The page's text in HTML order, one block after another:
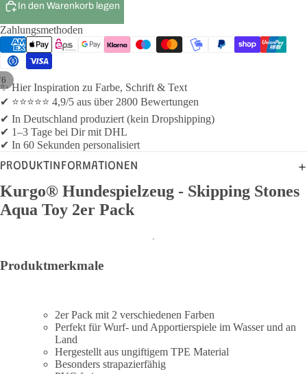
6
In den Warenkorb legen
Zahlungsmethoden
✨ Hier Inspiration zu Farbe, Schrift & Text
✔ ⭐⭐⭐⭐⭐ 4,9/5 aus über 2800 Bewertungen
✔ In Deutschland produziert (kein Dropshipping)
✔ 1–3 Tage bei Dir mit DHL
✔ In 60 Sekunden personalisiert
PRODUKTINFORMATIONEN
Kurgo® Hundespielzeug - Skipping Stones
Aqua Toy 2er Pack
Produktmerkmale
2er Pack mit 2 verschiedenen Farben
Perfekt für Wurf- und Apportierspiele im Wasser und an
Land
Hergestellt aus ungiftigem TPE Material
Besonders strapazierfähig